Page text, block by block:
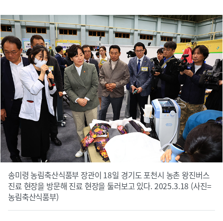
송미령 농림축산식품부 장관이 18일 경기도 포천시 농촌 왕진버스
진료 현장을 방문해 진료 현장을 둘러보고 있다. 2025.3.18 (사진=
농림축산식품부)